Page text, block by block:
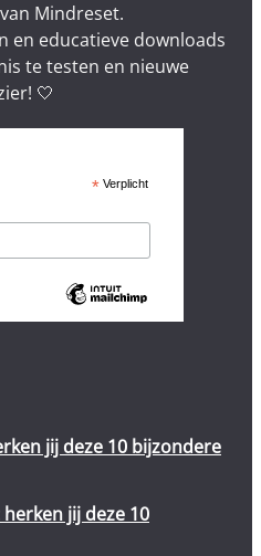
Mindreset.
en educatieve downloads
te testen en nieuwe
🤍
*Verplicht
jij deze 10 bijzondere
jij deze 10